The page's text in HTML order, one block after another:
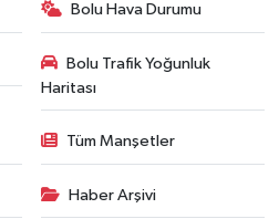
Bolu Hava Durumu
Bolu Trafik Yoğunluk
Haritası
Tüm Manşetler
Haber Arşivi